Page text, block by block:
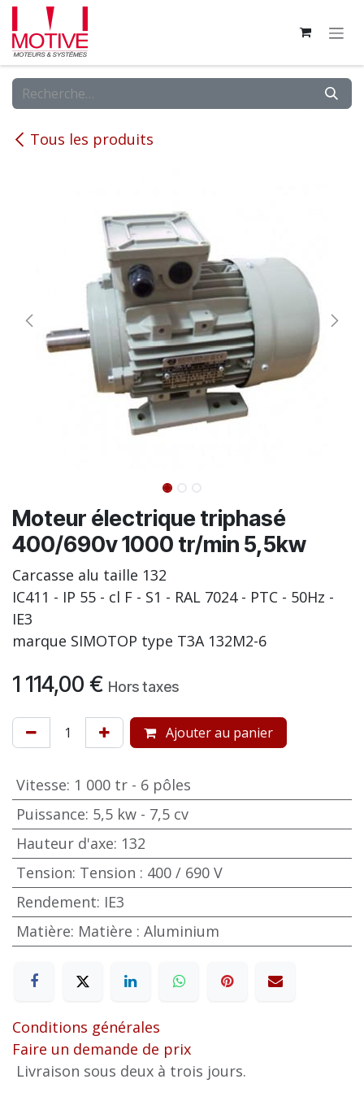
Se rendre au contenu
Tous les produits
Moteur électrique triphasé
400/690v 1000 tr/min 5,5kw
Carcasse alu taille 132
IC411 - IP 55 - cl F - S1 - RAL 7024 - PTC - 50Hz -
IE3
marque SIMOTOP type T3A 132M2-6
1 114,00 € Hors taxes
Ajouter au panier
Vitesse: 1 000 tr - 6 pôles
Puissance: 5,5 kw - 7,5 cv
Hauteur d'axe: 132
Tension: Tension : 400 / 690 V
Rendement: IE3
Matière: Matière : Aluminium
Conditions générales
Faire un demande de prix
Livraison sous deux à trois jours.